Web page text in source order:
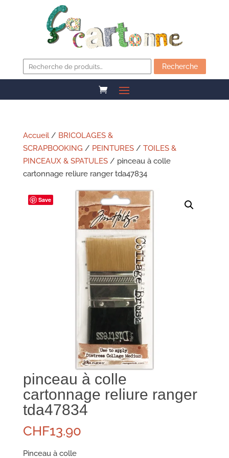
pour :
Recherche
Accueil/ BRICOLAGES &
SCRAPBOOKING / PEINTURES/ TOILES &
PINCEAUX & SPATULES/ pinceau à colle
cartonnage reliure ranger tda47834
Save
pinceau à colle
cartonnage reliure ranger
tda47834
CHF13.90
Pinceau à colle